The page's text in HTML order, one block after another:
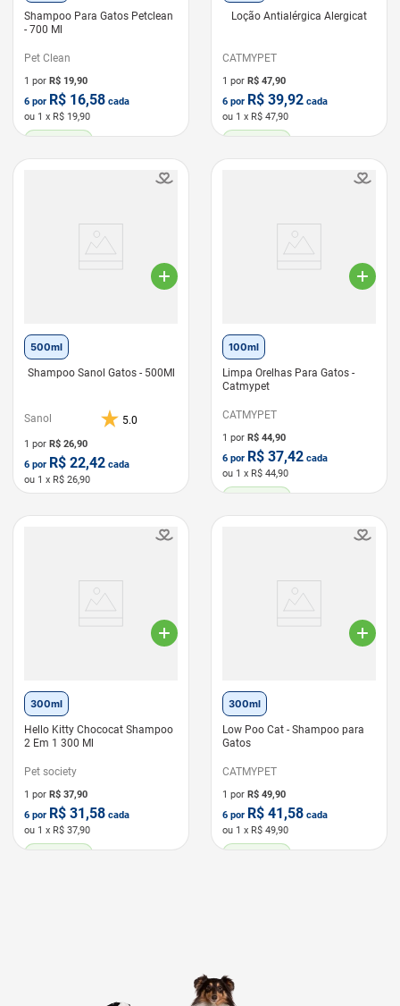
Shampoo Para Gatos Petclean
- 700 Ml
Pet Clean
1 por R$ 19,90
6 por R$ 16,58 cada
ou 1 x R$ 19,90
Loção Antialérgica Alergicat
CATMYPET
1 por R$ 47,90
6 por R$ 39,92 cada
ou 1 x R$ 47,90
500ml
Shampoo Sanol Gatos - 500Ml
Sanol 5.0
1 por R$ 26,90
6 por R$ 22,42 cada
ou 1 x R$ 26,90
100ml
Limpa Orelhas Para Gatos -
Catmypet
CATMYPET
1 por R$ 44,90
6 por R$ 37,42 cada
ou 1 x R$ 44,90
300ml
Hello Kitty Chococat Shampoo
2 Em 1 300 Ml
Pet society
1 por R$ 37,90
6 por R$ 31,58 cada
ou 1 x R$ 37,90
300ml
Low Poo Cat - Shampoo para
Gatos
CATMYPET
1 por R$ 49,90
6 por R$ 41,58 cada
ou 1 x R$ 49,90